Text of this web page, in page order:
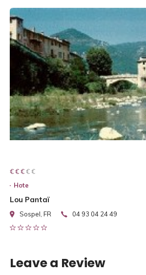
€ € € € €
€ € €
Hote
Lou Pantaï
Sospel, FR 04 93 04 24 49
Leave a Review